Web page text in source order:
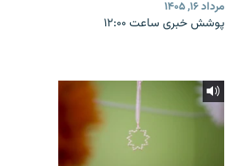
مرداد ۱۶, ۱۴۰۵
پوشش خبری ساعت ۱۲:۰۰